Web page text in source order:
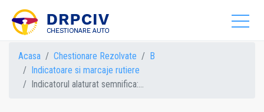
Acasa Chestionare Rezolvate
B
Indicatoare si marcaje rutiere
Indicatorul alaturat semnifica:...